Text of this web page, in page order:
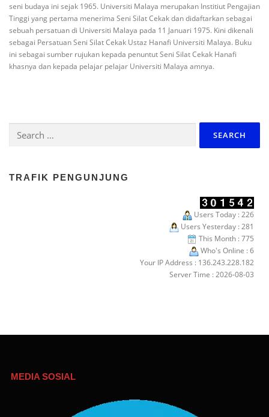
seni budaya ini sejak 1965. Universiti Malaya merupakan Institiut Pengajian
Tinggi yang pertama menerima Seni Silat Cekak dan didaftarkan sebagai
sebuah persatuan di Universiti Malaya pada 11 Januari 1975. Kini dikenali
sebagai Persatuan Seni Silat Cekak Ustaz Hanafi Universiti Malaya. Buku
ini sebagai sumber rujukan kepada penuntut Seni Silat Cekak Hanafi
khasnya dan kepada pelajar pelajar Universiti Malaya amnya.
for:
TRAFIK PENGUNJUNG
Users Today : 226
Users Yesterday : 281
This Month : 775
Who's Online : 6
Your IP Address : 136.243.228.182
Server Time : 2026-08-03
MEDIA SOSIAL